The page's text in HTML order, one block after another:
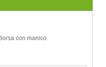
Borsa con manico